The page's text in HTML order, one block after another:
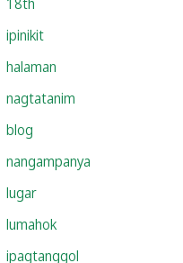
ipinikit
halaman
nagtatanim
blog
nangampanya
lugar
lumahok
ipagtanggol